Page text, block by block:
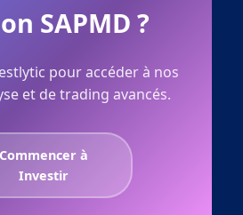
SAPMD ?
pour accéder à nos
et de trading avancés.
Commencer à
Investir